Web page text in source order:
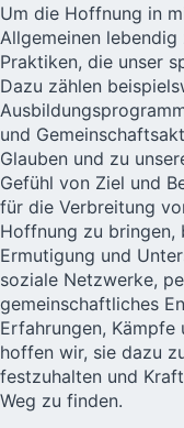
Um die Hoffnung in
Allgemeinen
Praktiken, die unser
Dazu zählen
und
Glauben und zu
Gefühl von Ziel und
für die Verbreitung
Hoffnung zu bringen,
Ermutigung und
soziale Netzwerke,
gemeinschaftliches
Erfahrungen, Kämpfe
hoffen wir, sie dazu
festzuhalten und
Weg zu finden.